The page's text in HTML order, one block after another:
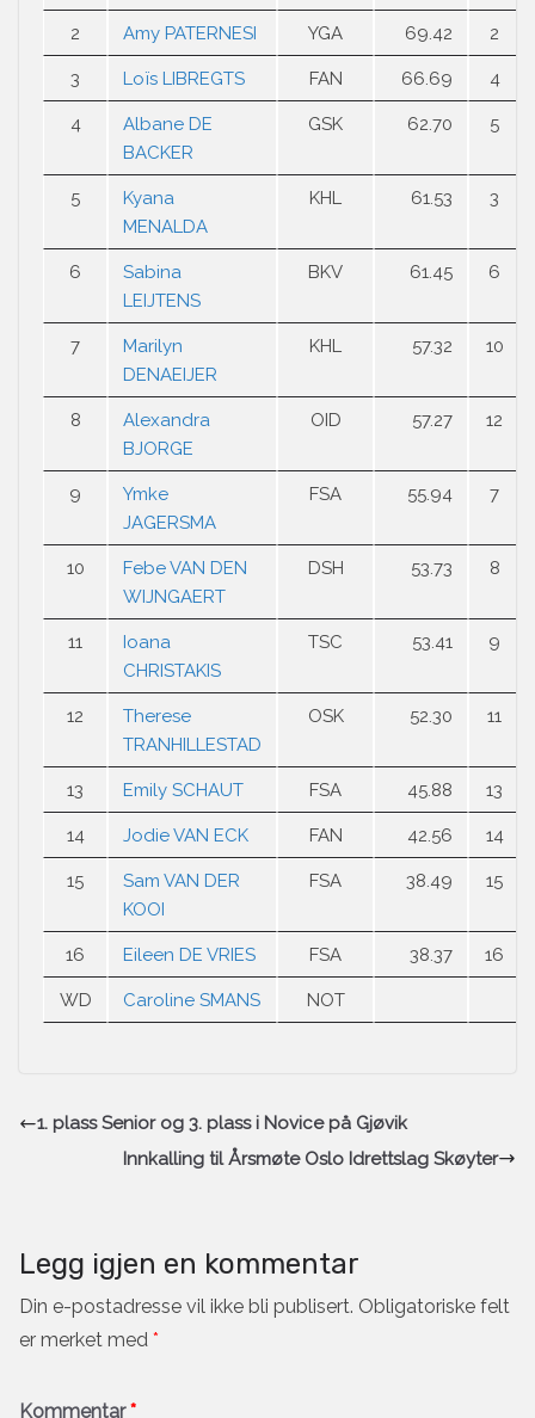
2 Amy PATERNESI YGA 69.42 2
3 Loïs LIBREGTS FAN 66.69 4
4
Albane DE
BACKER
GSK 62.70 5
5
Kyana
MENALDA
KHL 61.53 3
6
Sabina
LEIJTENS
BKV 61.45 6
7
Marilyn
DENAEIJER
KHL 57.32 10
8
Alexandra
BJORGE
OID 57.27 12
9
Ymke
JAGERSMA
FSA 55.94 7
10
Febe VAN DEN
WIJNGAERT
DSH 53.73 8
11
Ioana
CHRISTAKIS
TSC 53.41 9
12
Therese
TRANHILLESTAD
OSK 52.30 11
13 Emily SCHAUT FSA 45.88 13
14 Jodie VAN ECK FAN 42.56 14
15
Sam VAN DER
KOOI
FSA 38.49 15
16 Eileen DE VRIES FSA 38.37 16
WD Caroline SMANS NOT
1. plass Senior og 3. plass i Novice på Gjøvik
Innkalling til Årsmøte Oslo Idrettslag Skøyter
Legg igjen en kommentar
Din e-postadresse vil ikke bli publisert. Obligatoriske felt
er merket med *
Kommentar*